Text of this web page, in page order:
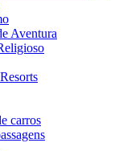
Aventura
carros